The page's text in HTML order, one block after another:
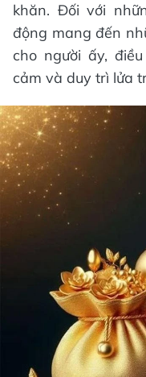
khăn. Đối với
động mang đến
cho người ấy,
cảm và duy trì lửa